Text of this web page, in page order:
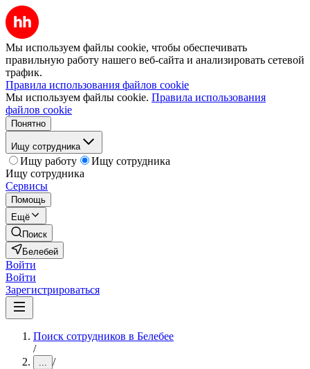
Мы используем файлы cookie, чтобы обеспечивать
правильную работу нашего веб-сайта и анализировать сетевой
трафик.
Правила использования файлов cookie
Мы используем файлы cookie. Правила использования
файлов cookie
Понятно
Ищу сотрудника
Ищу работу
Ищу сотрудника
Ищу сотрудника
Сервисы
Помощь
Ещё
Поиск
Белебей
Войти
Войти
Зарегистрироваться
Поиск сотрудников в Белебее
/
... /